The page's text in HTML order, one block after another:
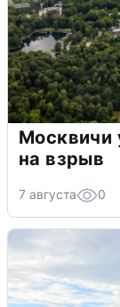
Москвичи
на взрыв
7 августа 0